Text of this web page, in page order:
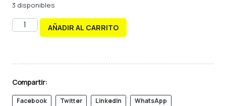
3 disponibles
AÑADIR AL CARRITO
Compartir:
Facebook Twitter LinkedIn WhatsApp